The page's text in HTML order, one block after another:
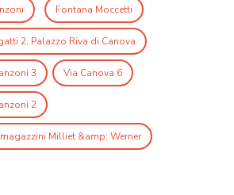
Fontana Moccetti
2, Palazzo Riva di Canova
3 Via Canova 6
2
Milliet &amp; Werner